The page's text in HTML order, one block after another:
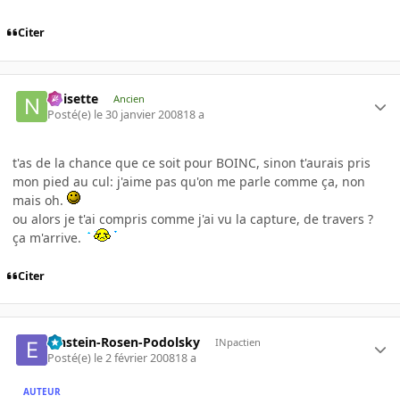
Citer
noisette Ancien
Posté(e) le 30 janvier 200818 a
t'as de la chance que ce soit pour BOINC, sinon t'aurais pris
mon pied au cul: j'aime pas qu'on me parle comme ça, non
mais oh.
ou alors je t'ai compris comme j'ai vu la capture, de travers ?
ça m'arrive.
Citer
Einstein-Rosen-Podolsky INpactien
Posté(e) le 2 février 200818 a
AUTEUR